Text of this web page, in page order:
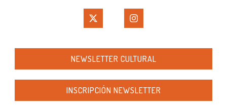
NEWSLETTER CULTURAL
INSCRIPCIÓN NEWSLETTER